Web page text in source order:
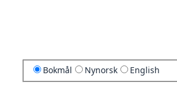
Bokmål Nynorsk English